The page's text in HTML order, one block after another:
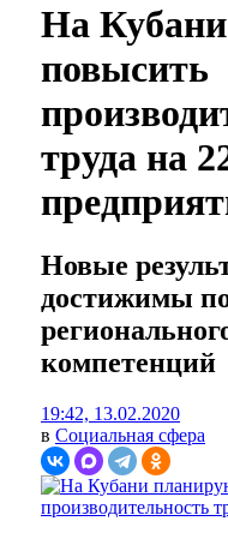
На
повысить
труда на
Новые
достижимы
компетенций
19:42, 13.02.2020
в Социальная сфера